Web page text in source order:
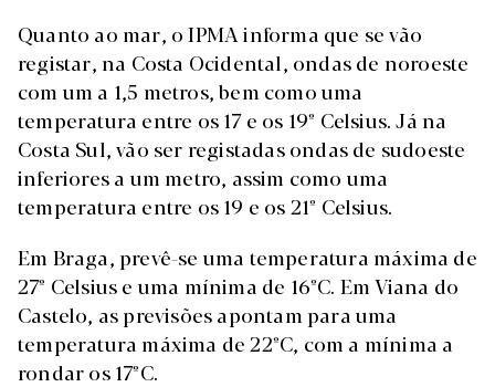
Quanto ao mar, o IPMA informa que se vão
registar, na Costa Ocidental, ondas de noroeste
com um a 1,5 metros, bem como uma
temperatura entre os 17 e os 19º Celsius. Já na
Costa Sul, vão ser registadas ondas de sudoeste
inferiores a um metro, assim como uma
temperatura entre os 19 e os 21º Celsius.
Em Braga, prevê-se uma temperatura máxima de
27º Celsius e uma mínima de 16ºC. Em Viana do
Castelo, as previsões apontam para uma
temperatura máxima de 22ºC, com a mínima a
rondar os 17ºC.